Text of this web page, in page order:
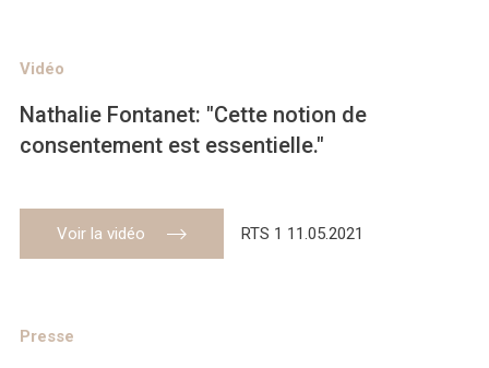
Vidéo
Nathalie Fontanet: "Cette notion de
consentement est essentielle."
Voir la vidéo RTS 1 11.05.2021
Presse